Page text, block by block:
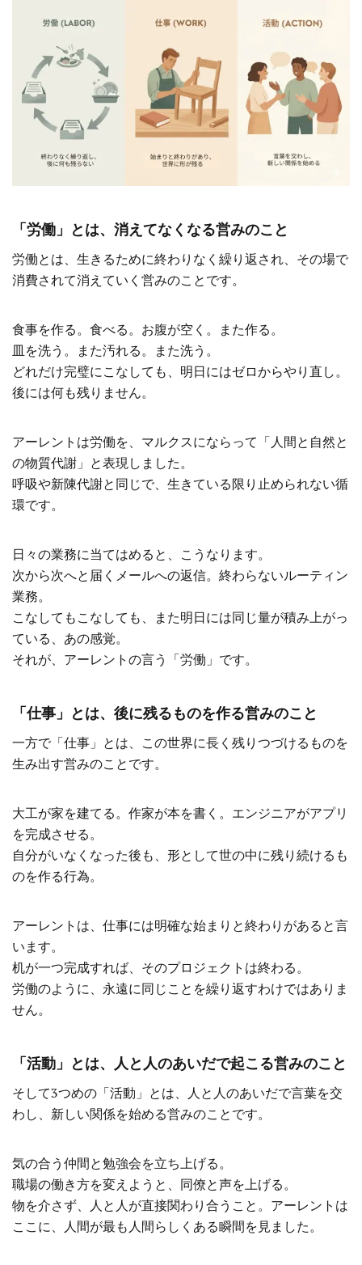
「労働」とは、消えてなくなる営みのこと
労働とは、生きるために終わりなく繰り返され、その場で
消費されて消えていく営みのことです。
食事を作る。食べる。お腹が空く。また作る。
皿を洗う。また汚れる。また洗う。
どれだけ完璧にこなしても、明日にはゼロからやり直し。
後には何も残りません。
アーレントは労働を、マルクスにならって「人間と自然と
の物質代謝」と表現しました。
呼吸や新陳代謝と同じで、生きている限り止められない循
環です。
日々の業務に当てはめると、こうなります。
次から次へと届くメールへの返信。終わらないルーティン
業務。
こなしてもこなしても、また明日には同じ量が積み上がっ
ている、あの感覚。
それが、アーレントの言う「労働」です。
「仕事」とは、後に残るものを作る営みのこと
一方で「仕事」とは、この世界に長く残りつづけるものを
生み出す営みのことです。
大工が家を建てる。作家が本を書く。エンジニアがアプリ
を完成させる。
自分がいなくなった後も、形として世の中に残り続けるも
のを作る行為。
アーレントは、仕事には明確な始まりと終わりがあると言
います。
机が一つ完成すれば、そのプロジェクトは終わる。
労働のように、永遠に同じことを繰り返すわけではありま
せん。
「活動」とは、人と人のあいだで起こる営みのこと
そして3つめの「活動」とは、人と人のあいだで言葉を交
わし、新しい関係を始める営みのことです。
気の合う仲間と勉強会を立ち上げる。
職場の働き方を変えようと、同僚と声を上げる。
物を介さず、人と人が直接関わり合うこと。アーレントは
ここに、人間が最も人間らしくある瞬間を見ました。